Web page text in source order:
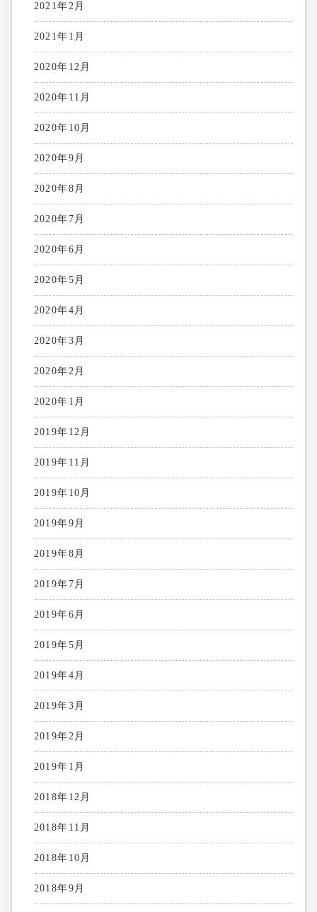
2021年2月
2021年1月
2020年12月
2020年11月
2020年10月
2020年9月
2020年8月
2020年7月
2020年6月
2020年5月
2020年4月
2020年3月
2020年2月
2020年1月
2019年12月
2019年11月
2019年10月
2019年9月
2019年8月
2019年7月
2019年6月
2019年5月
2019年4月
2019年3月
2019年2月
2019年1月
2018年12月
2018年11月
2018年10月
2018年9月